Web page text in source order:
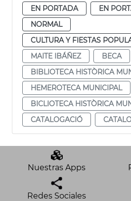
EN PORTADA
EN
NORMAL
CULTURA Y FIESTAS
MAITE IBÁÑEZ
BECA
BIBLIOTECA HISTÒRICA
HEMEROTECA MUNICIPAL
BICLIOTECA HISTÒRICA
CATALOGACIÓ
Nuestras Apps
Redes Sociales